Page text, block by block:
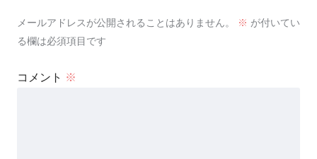
メールアドレスが公開されることはありません。 ※ が付いてい
る欄は必須項目です
コメント ※